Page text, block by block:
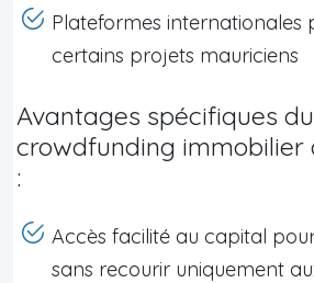
Plateformes internationales
certains projets mauriciens
Avantages spécifiques du
crowdfunding immobilier
:
Accès facilité au capital
sans recourir uniquement